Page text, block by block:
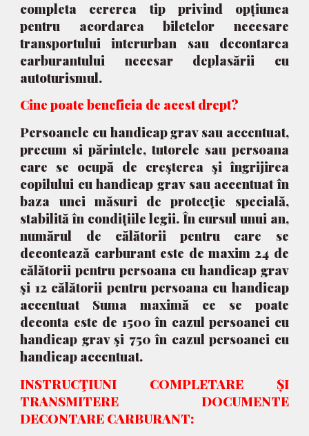
completa cererea tip privind opțiunea
pentru acordarea biletelor necesare
transportului interurban sau decontarea
carburantului necesar deplasării cu
autoturismul.
Cine poate beneficia de acest drept?
Persoanele cu handicap grav sau accentuat,
precum si părintele, tutorele sau persoana
care se ocupă de creşterea şi îngrijirea
copilului cu handicap grav sau accentuat în
baza unei măsuri de protecţie specială,
stabilită în condiţiile legii. În cursul unui an,
numărul de călătorii pentru care se
decontează carburant este de maxim 24 de
călătorii pentru persoana cu handicap grav
şi 12 călătorii pentru persoana cu handicap
accentuat Suma maximă ce se poate
deconta este de 1500 în cazul persoanei cu
handicap grav şi 750 în cazul persoanei cu
handicap accentuat.
INSTRUCŢIUNI COMPLETARE ȘI
TRANSMITERE DOCUMENTE
DECONTARE CARBURANT: